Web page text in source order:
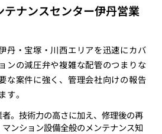
テナンスセンター伊丹営業
丹・宝塚・川西エリアを迅速にカバ
ンの減圧弁や複雑な配管のつまりな
な案件に強く、管理会社向けの報告
す。
。技術力の高さに加え、修理後の再
ンション設備全般のメンテナンス知